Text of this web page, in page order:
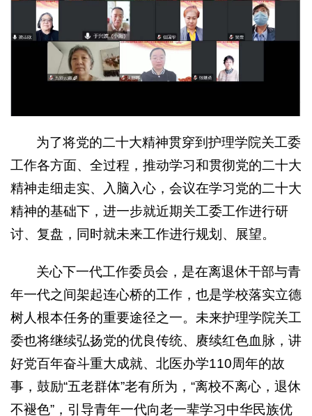
为了将党的二十大精神贯穿到护理学院关工委
工作各方面、全过程，推动学习和贯彻党的二十大
精神走细走实、入脑入心，会议在学习党的二十大
精神的基础下，进一步就近期关工委工作进行研
讨、复盘，同时就未来工作进行规划、展望。
关心下一代工作委员会，是在离退休干部与青
年一代之间架起连心桥的工作，也是学校落实立德
树人根本任务的重要途径之一。未来护理学院关工
委也将继续弘扬党的优良传统、赓续红色血脉，讲
好党百年奋斗重大成就、北医办学110周年的故
事，鼓励“五老群体”老有所为，“离校不离心，退休
不褪色”，引导青年一代向老一辈学习中华民族优